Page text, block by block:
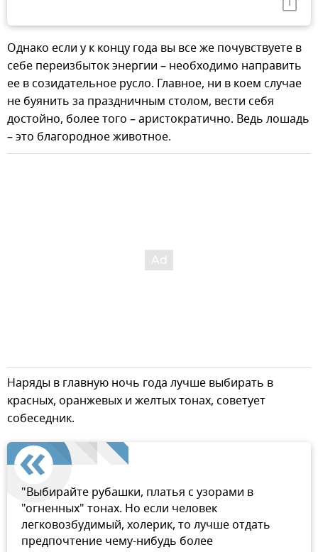
Однако если у к концу года вы все же почувствуете в
себе переизбыток энергии – необходимо направить
ее в созидательное русло. Главное, ни в коем случае
не буянить за праздничным столом, вести себя
достойно, более того – аристократично. Ведь лошадь
– это благородное животное.
Наряды в главную ночь года лучше выбирать в
красных, оранжевых и желтых тонах, советует
собеседник.
"Выбирайте рубашки, платья с узорами в
"огненных" тонах. Но если человек
легковозбудимый, холерик, то лучше отдать
предпочтение чему-нибудь более